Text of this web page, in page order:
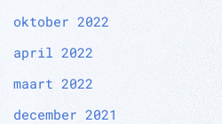
oktober 2022
april 2022
maart 2022
december 2021